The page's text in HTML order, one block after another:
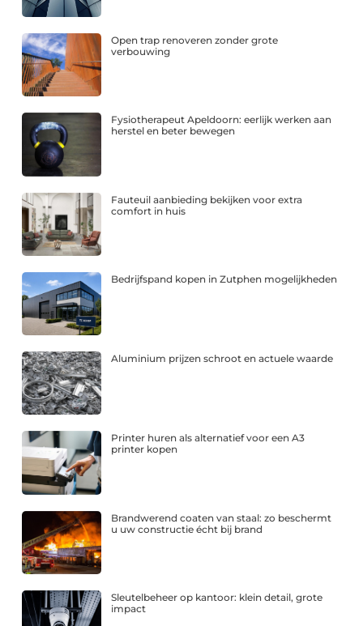
Open trap renoveren zonder grote
verbouwing
Fysiotherapeut Apeldoorn: eerlijk werken aan
herstel en beter bewegen
Fauteuil aanbieding bekijken voor extra
comfort in huis
Bedrijfspand kopen in Zutphen mogelijkheden
Aluminium prijzen schroot en actuele waarde
Printer huren als alternatief voor een A3
printer kopen
Brandwerend coaten van staal: zo beschermt
u uw constructie écht bij brand
Sleutelbeheer op kantoor: klein detail, grote
impact